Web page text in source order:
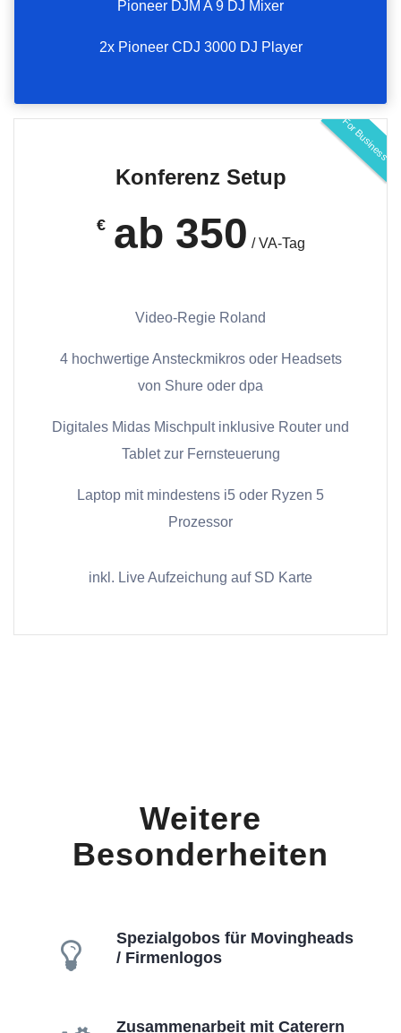
Pioneer DJM A 9 DJ Mixer
2x Pioneer CDJ 3000 DJ Player
For Business
Konferenz Setup
€ ab 350 / VA-Tag
Video-Regie Roland
4 hochwertige Ansteckmikros oder Headsets
von Shure oder dpa
Digitales Midas Mischpult inklusive Router und
Tablet zur Fernsteuerung
Laptop mit mindestens i5 oder Ryzen 5
Prozessor
inkl. Live Aufzeichung auf SD Karte
Weitere
Besonderheiten
Spezialgobos für Movingheads
/ Firmenlogos
Zusammenarbeit mit Caterern